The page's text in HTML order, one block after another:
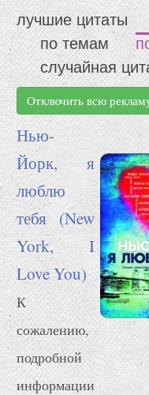
лучшие цитаты
по темам
случайная
Отключить всю
Нью-
Йорк, я
люблю
тебя (New
York, I
Love You)
К
сожалению,
подробной
информации